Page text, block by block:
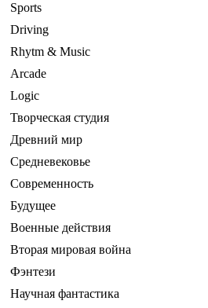
Sports
Driving
Rhytm & Music
Arcade
Logic
Творческая студия
Древний мир
Средневековье
Современность
Будущее
Военные действия
Вторая мировая война
Фэнтези
Научная фантастика